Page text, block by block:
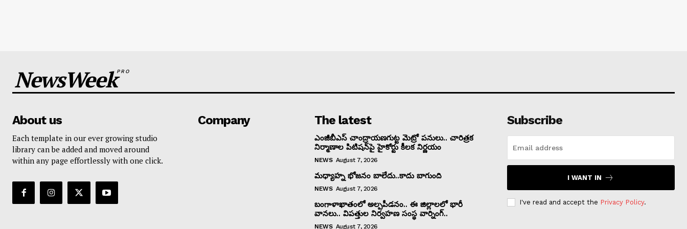
NewsWeekPRO
About us
Each template in our ever growing studio
library can be added and moved around
within any page effortlessly with one click.
Company The latest
ఎంజీబీఎస్ చాంద్రాయణగుట్ట మెట్రో పనులు.. చారిత్రక
నిర్మాణాల పిటిషన్‌పై హైకోర్టు కీలక నిర్ణయం
NEWS August 7, 2026
మధ్యాహ్న భోజనం బాలేదు..కాదు బాగుంది
NEWS August 7, 2026
బంగాళాఖాతంలో అల్పపీడనం.. ఈ జిల్లాలలో భారీ
వానలు.. విపత్తుల నిర్వహణ సంస్థ వార్నింగ్..
NEWS August 7, 2026
Subscribe
I WANT IN
I've read and accept the Privacy Policy.